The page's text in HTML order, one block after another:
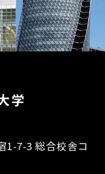
学
1-7-3 総合校舎コ